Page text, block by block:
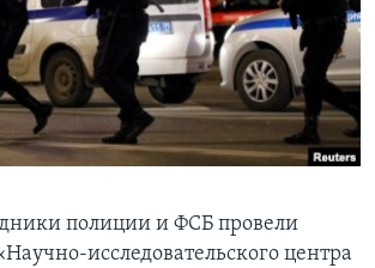
полиции и ФСБ провели
исследовательского центра